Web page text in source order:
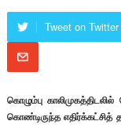
Tweet on Twitter
கொழும்பு
கொண்டிருந்த எதிர்க்கட்சித்